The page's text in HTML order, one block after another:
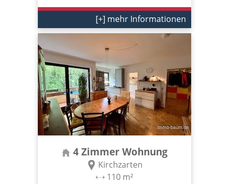
[+] mehr Informationen
4 Zimmer Wohnung
Kirchzarten
110 m²